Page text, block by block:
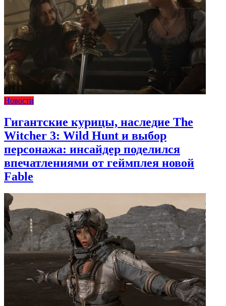
Новости
Гигантские курицы, наследие The
Witcher 3: Wild Hunt и выбор
персонажа: инсайдер поделился
впечатлениями от геймплея новой
Fable